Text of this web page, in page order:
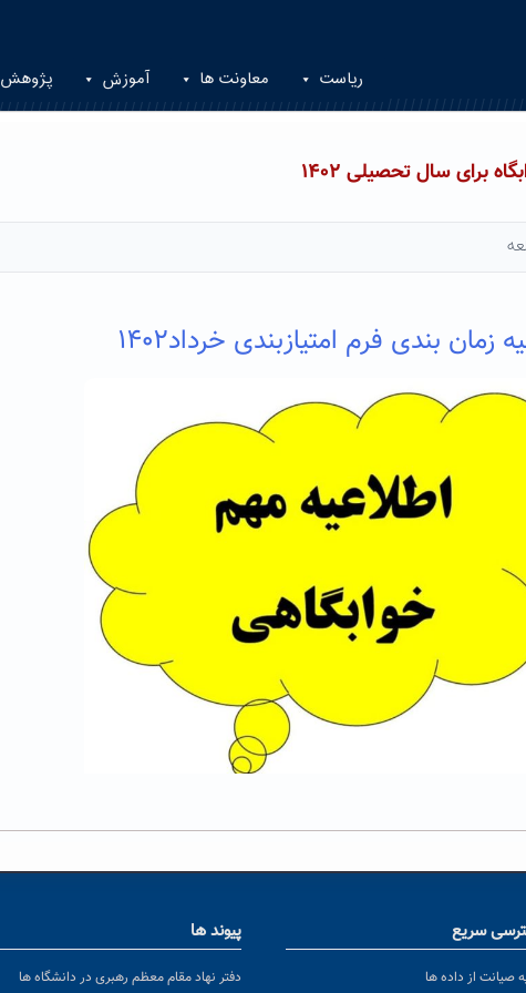
ریاست معاونت ها آموزش پژوهش
برای سال تحصیلی ۱۴۰۲
زمان بندی فرم امتیازبندی خرداد۱۴۰۲
سریع
صیانت از داده ها
پیوند ها
دفتر نهاد مقام معظم رهبری در دانشگاه ها